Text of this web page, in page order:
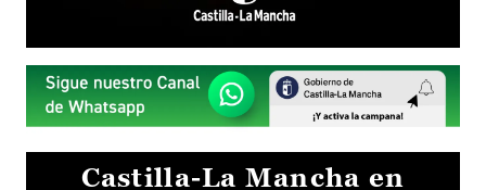
Castilla-La Mancha en